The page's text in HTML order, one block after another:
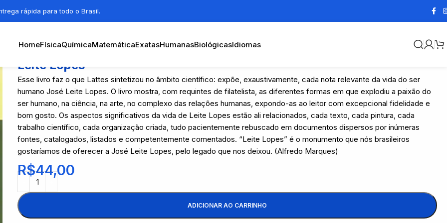
rápida para todo o Brasil.
HomeFísicaQuímicaMatemáticaExatasHumanasBiológicasIdiomas
Leite Lopes
Esse livro faz o que Lattes sintetizou no âmbito científico: expõe, exaustivamente, cada nota relevante da vida do ser
humano José Leite Lopes. O livro mostra, com requintes de filatelista, as diferentes formas em que explodiu a paixão do
ser humano, na ciência, na arte, no complexo das relações humanas, expondo-as ao leitor com excepcional fidelidade e
bom gosto. Os aspectos significativos da vida de Leite Lopes estão ali relacionados, cada texto, cada pintura, cada
trabalho científico, cada organização criada, tudo pacientemente rebuscado em documentos dispersos por inúmeras
fontes, catalogados, listados e competentemente comentados. “Leite Lopes” é o monumento que nós brasileiros
gostaríamos de oferecer a José Leite Lopes, pelo legado que nos deixou. (Alfredo Marques)
R$44,00
ADICIONAR AO CARRINHO